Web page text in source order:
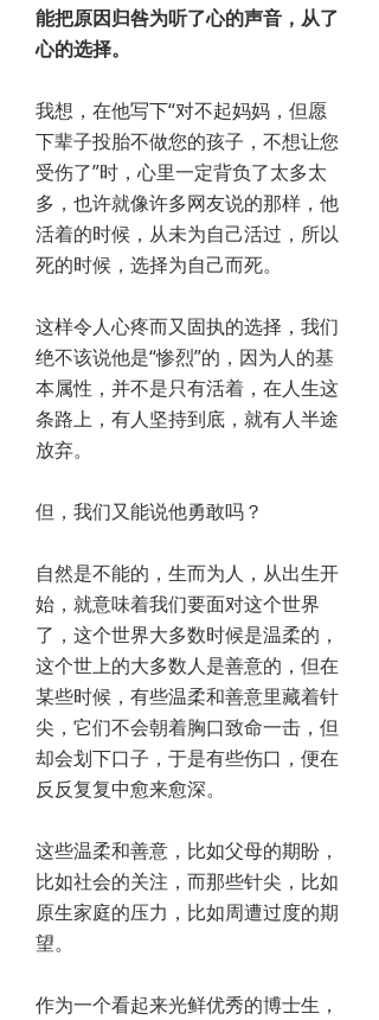
能把原因归咎为听了心的声音，从了
心的选择。
我想，在他写下“对不起妈妈，但愿
下辈子投胎不做您的孩子，不想让您
受伤了”时，心里一定背负了太多太
多，也许就像许多网友说的那样，他
活着的时候，从未为自己活过，所以
死的时候，选择为自己而死。
这样令人心疼而又固执的选择，我们
绝不该说他是“惨烈”的，因为人的基
本属性，并不是只有活着，在人生这
条路上，有人坚持到底，就有人半途
放弃。
但，我们又能说他勇敢吗？
自然是不能的，生而为人，从出生开
始，就意味着我们要面对这个世界
了，这个世界大多数时候是温柔的，
这个世上的大多数人是善意的，但在
某些时候，有些温柔和善意里藏着针
尖，它们不会朝着胸口致命一击，但
却会划下口子，于是有些伤口，便在
反反复复中愈来愈深。
这些温柔和善意，比如父母的期盼，
比如社会的关注，而那些针尖，比如
原生家庭的压力，比如周遭过度的期
望。
作为一个看起来光鲜优秀的博士生，